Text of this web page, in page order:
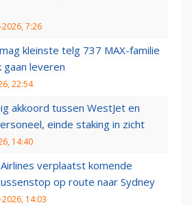
2026, 7:26
kleinste telg 737 MAX-familie
gaan leveren
22:54
akkoord tussen WestJet en
einde staking in zicht
14:40
verplaatst komende
op route naar Sydney
14:03